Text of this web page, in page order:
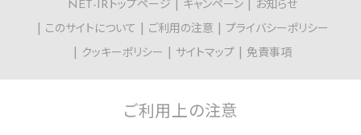
NET-IRトップページ キャンペーン
お知らせ
このサイトについて
ご利用の注意
プライバシーポリシー
クッキーポリシー
サイトマップ 免責事項
ご利用上の注意